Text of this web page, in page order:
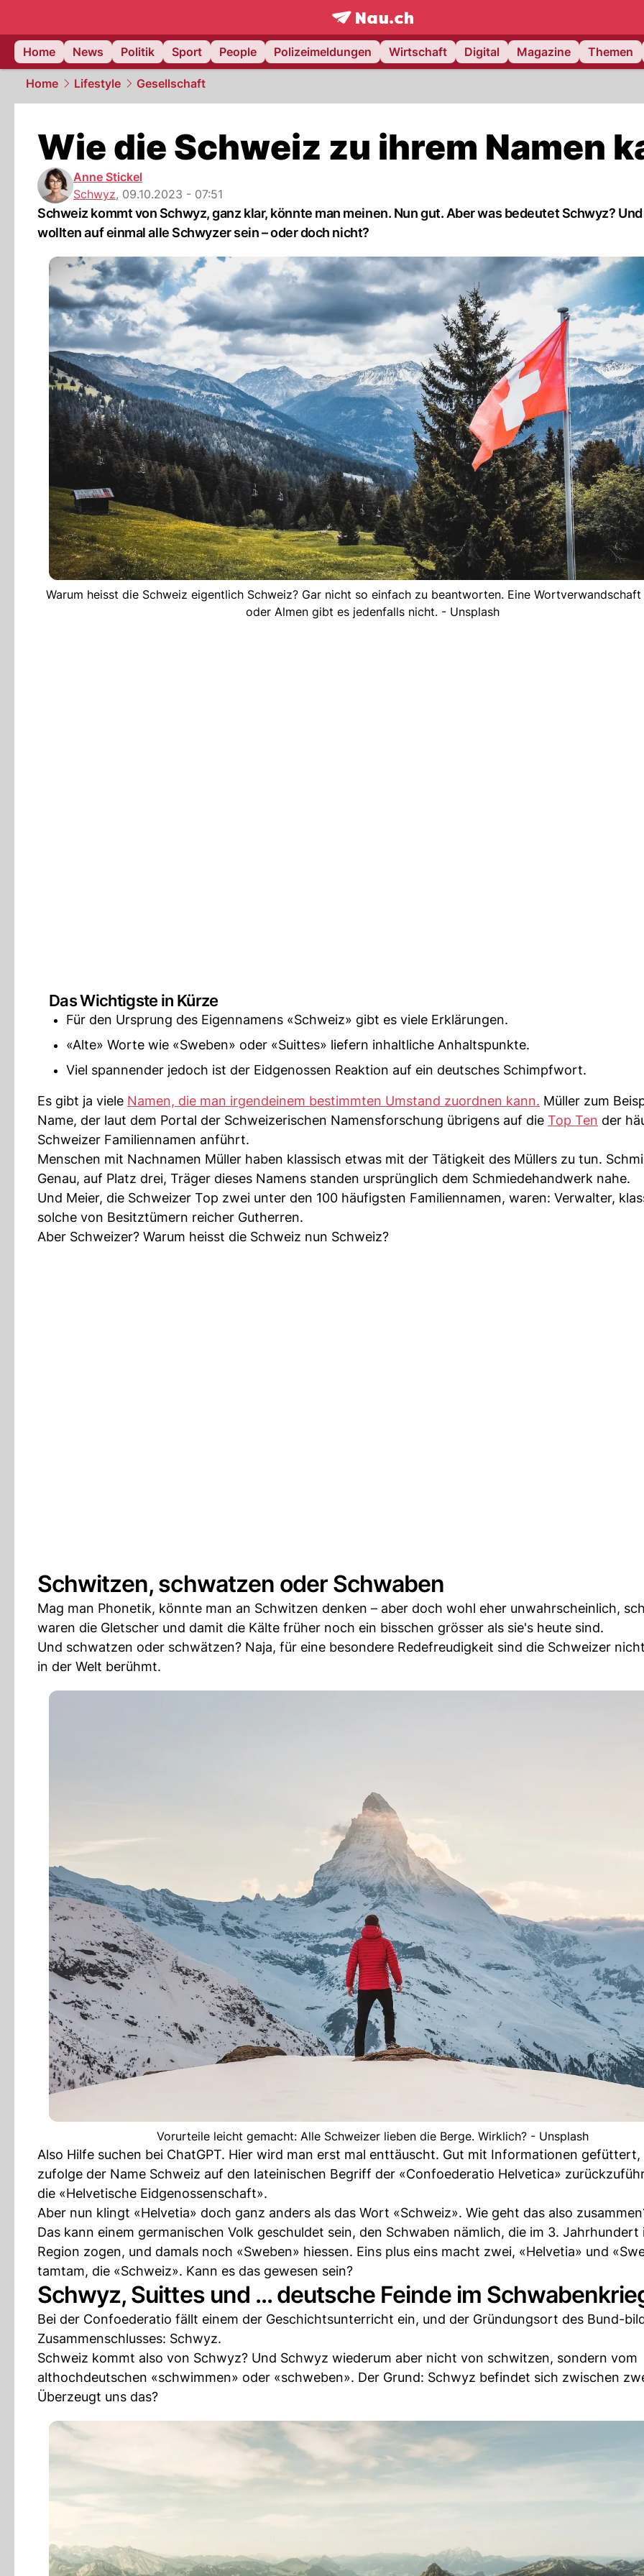
frontpage.NAU.ch
Home
News Politik Sport People Polizeimeldungen Wirtschaft Digital Magazine Themen
Home Lifestyle Gesellschaft
Wie die Schweiz zu ihrem Namen
Anne Stickel
Schwyz, 09.10.2023 - 07:51
Schweiz kommt von Schwyz, ganz klar, könnte man meinen. Nun gut. Aber was bedeutet Schwyz?
wollten auf einmal alle Schwyzer sein – oder doch nicht?
Warum heisst die Schweiz eigentlich Schweiz? Gar nicht so einfach zu beantworten. Eine Wortverwandschaft
oder Almen gibt es jedenfalls nicht. - Unsplash
Das Wichtigste in Kürze
Für den Ursprung des Eigennamens «Schweiz» gibt es viele Erklärungen.
«Alte» Worte wie «Sweben» oder «Suittes» liefern inhaltliche Anhaltspunkte.
Viel spannender jedoch ist der Eidgenossen Reaktion auf ein deutsches Schimpfwort.
Es gibt ja viele Namen, die man irgendeinem bestimmten Umstand zuordnen kann. Müller zum
Name, der laut dem Portal der Schweizerischen Namensforschung übrigens auf die Top Ten der
Schweizer Familiennamen anführt.
Menschen mit Nachnamen Müller haben klassisch etwas mit der Tätigkeit des Müllers zu tun.
Genau, auf Platz drei, Träger dieses Namens standen ursprünglich dem Schmiedehandwerk nahe.
Und Meier, die Schweizer Top zwei unter den 100 häufigsten Familiennamen, waren: Verwalter,
solche von Besitztümern reicher Gutherren.
Aber Schweizer? Warum heisst die Schweiz nun Schweiz?
Schwitzen, schwatzen oder Schwaben
Mag man Phonetik, könnte man an Schwitzen denken – aber doch wohl eher unwahrscheinlich,
waren die Gletscher und damit die Kälte früher noch ein bisschen grösser als sie's heute sind.
Und schwatzen oder schwätzen? Naja, für eine besondere Redefreudigkeit sind die Schweizer
in der Welt berühmt.
Vorurteile leicht gemacht: Alle Schweizer lieben die Berge. Wirklich? - Unsplash
Also Hilfe suchen bei ChatGPT. Hier wird man erst mal enttäuscht. Gut mit Informationen gefüttert,
zufolge der Name Schweiz auf den lateinischen Begriff der «Confoederatio Helvetica»
die «Helvetische Eidgenossenschaft».
Aber nun klingt «Helvetia» doch ganz anders als das Wort «Schweiz». Wie geht das also
Das kann einem germanischen Volk geschuldet sein, den Schwaben nämlich, die im 3. Jahrhundert
Region zogen, und damals noch «Sweben» hiessen. Eins plus eins macht zwei, «Helvetia» und
tamtam, die «Schweiz». Kann es das gewesen sein?
Schwyz, Suittes und ... deutsche Feinde im
Bei der Confoederatio fällt einem der Geschichtsunterricht ein, und der Gründungsort des Bund-
Zusammenschlusses: Schwyz.
Schweiz kommt also von Schwyz? Und Schwyz wiederum aber nicht von schwitzen, sondern vom
althochdeutschen «schwimmen» oder «schweben». Der Grund: Schwyz befindet sich zwischen
Überzeugt uns das?